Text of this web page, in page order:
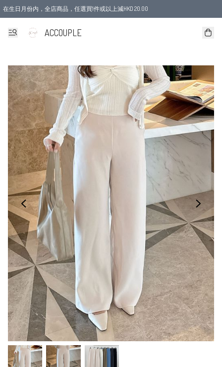
在生日月份内，全店商品，任選買1件或以上減HKD 20.00
ACCOUPLE